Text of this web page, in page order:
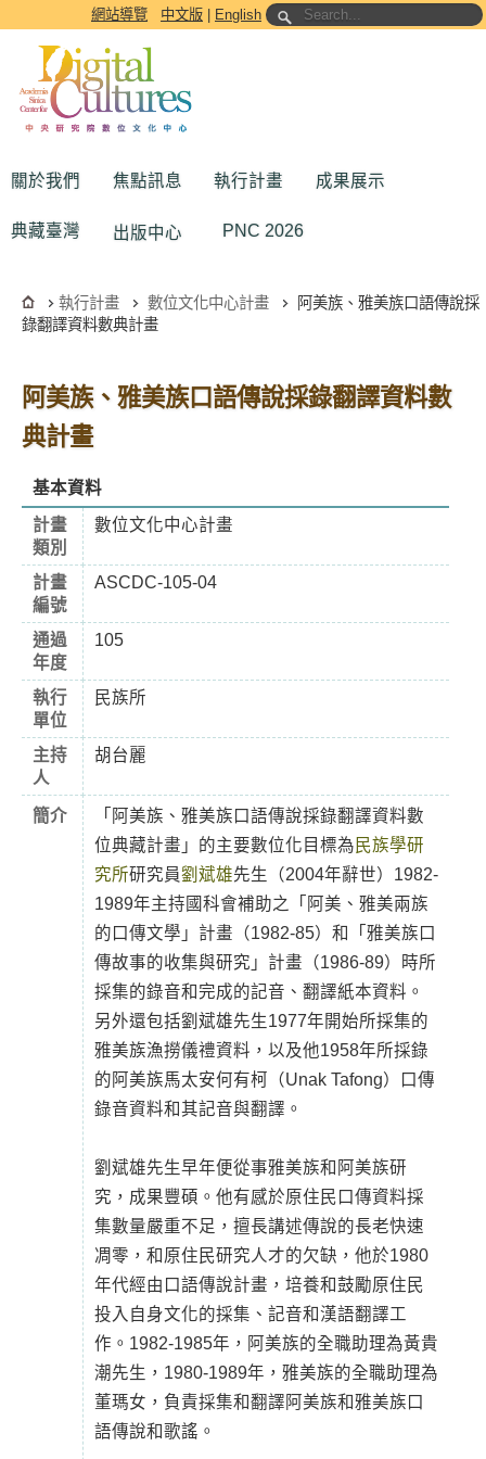
跳到主要內容區塊網站導覽 中文版 English
關於我們 焦點訊息 執行計畫 成果展示
典藏臺灣 出版中心 PNC 2026
執行計畫 數位文化中心計畫
阿美族、雅美族口語傳說採
錄翻譯資料數典計畫
阿美族、雅美族口語傳說採錄翻譯資料數
典計畫
基本資料
計畫
類別
數位文化中心計畫
計畫
編號
ASCDC-105-04
通過
年度
105
執行
單位
民族所
主持
人
胡台麗
簡介
「阿美族、雅美族口語傳說採錄翻譯資料數
位典藏計畫」的主要數位化目標為 民族學研
究所研究員劉斌雄先生（2004年辭世）1982-
1989年主持國科會補助之「阿美、雅美兩族
的口傳文學」計畫（1982-85）和「雅美族口
傳故事的收集與研究」計畫（1986-89）時所
採集的錄音和完成的記音、翻譯紙本資料。
另外還包括劉斌雄先生1977年開始所採集的
雅美族漁撈儀禮資料，以及他1958年所採錄
的阿美族馬太安何有柯（Unak Tafong）口傳
錄音資料和其記音與翻譯。
劉斌雄先生早年便從事雅美族和阿美族研
究，成果豐碩。他有感於原住民口傳資料採
集數量嚴重不足，擅長講述傳說的長老快速
凋零，和原住民研究人才的欠缺，他於1980
年代經由口語傳說計畫，培養和鼓勵原住民
投入自身文化的採集、記音和漢語翻譯工
作。1982-1985年，阿美族的全職助理為黃貴
潮先生，1980-1989年，雅美族的全職助理為
董瑪女，負責採集和翻譯阿美族和雅美族口
語傳說和歌謠。